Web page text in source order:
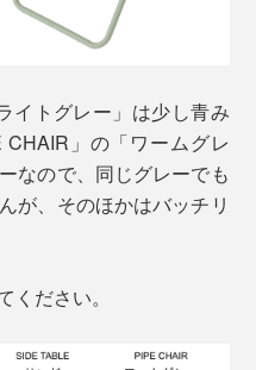
イトグレー」は少し青み
」の「ワームグレ
なので、同じグレーでも
が、そのほかはバッチリ
ださい。